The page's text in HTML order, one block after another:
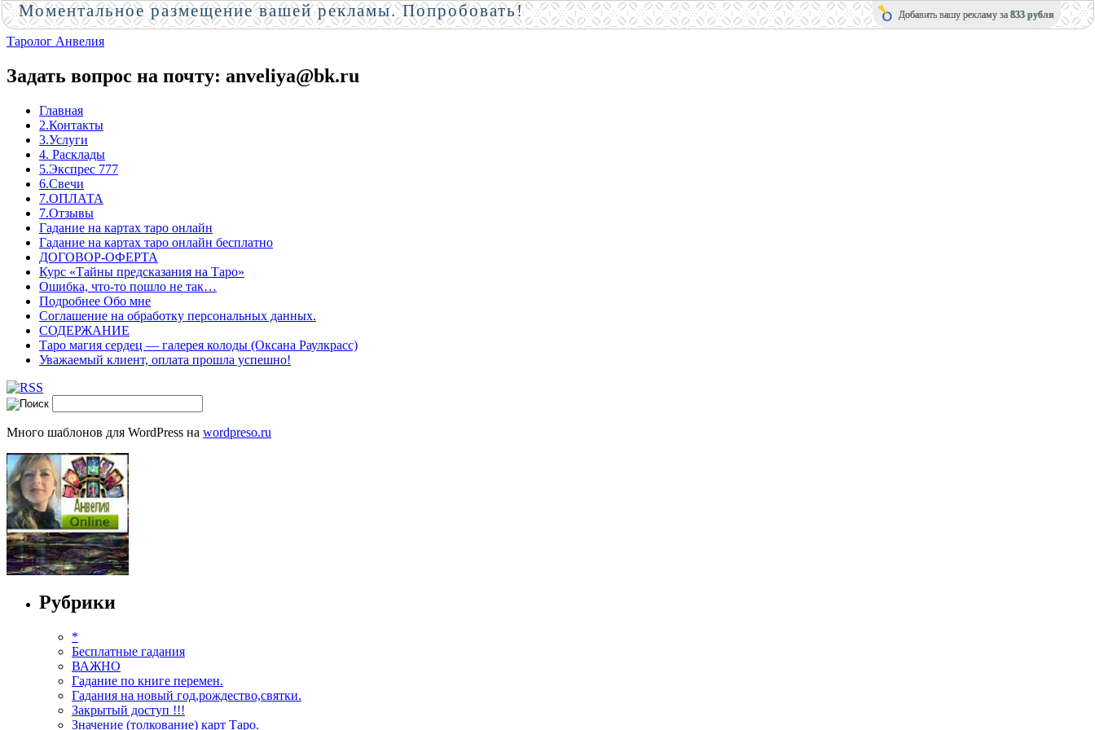
Таролог Анвелия
Задать вопрос на почту: anveliya@bk.ru
Главная
2.Контакты
3.Услуги
4. Расклады
5.Экспрес 777
6.Свечи
7.ОПЛАТА
7.Отзывы
Гадание на картах таро онлайн
Гадание на картах таро онлайн бесплатно
ДОГОВОР-ОФЕРТА
Курс «Тайны предсказания на Таро»
Ошибка, что-то пошло не так…
Подробнее Обо мне
Соглашение на обработку персональных данных.
СОДЕРЖАНИЕ
Таро магия сердец — галерея колоды (Оксана Раулкрасс)
Уважаемый клиент, оплата прошла успешно!
Много шаблонов для WordPress на wordpreso.ru
Рубрики
*
Бесплатные гадания
ВАЖНО
Гадание по книге перемен.
Гадания на новый год,рождество,святки.
Закрытый доступ !!!
Значение (толкование) карт Таро.
Моментальное размещение вашей рекламы. Попробовать! Добавить вашу рекламу за 833 рубля